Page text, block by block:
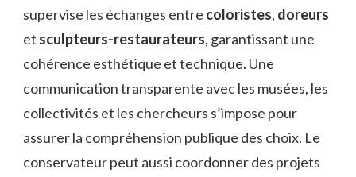
supervise les échanges entre coloristes, doreurs
et sculpteurs-restaurateurs, garantissant une
cohérence esthétique et technique. Une
communication transparente avec les musées, les
collectivités et les chercheurs s’impose pour
assurer la compréhension publique des choix. Le
conservateur peut aussi coordonner des projets